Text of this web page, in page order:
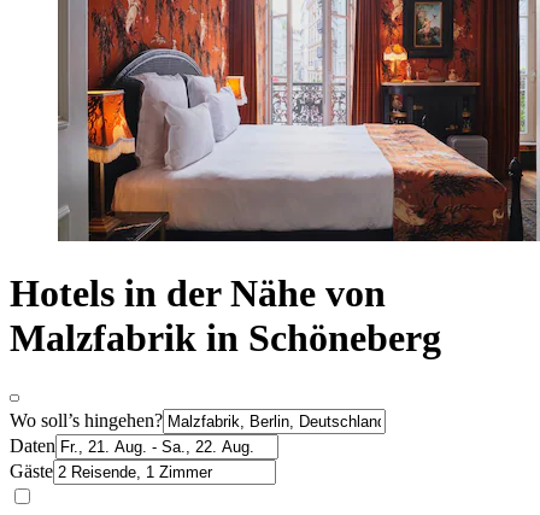
Hotels in der Nähe von
Malzfabrik in Schöneberg
Wo soll’s hingehen?
Daten
Gäste